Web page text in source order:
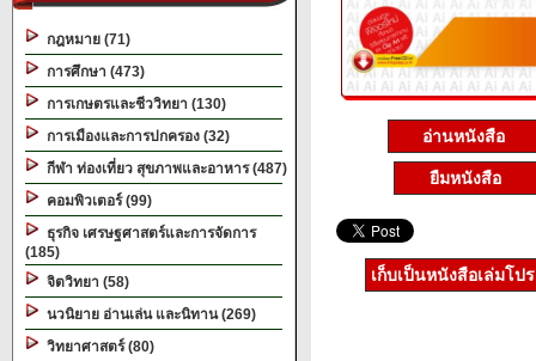
กฎหมาย (71)
การศึกษา (473)
การเกษตรและชีววิทยา (130)
การเมืองและการปกครอง (32)
กีฬา ท่องเที่ยว สุขภาพและอาหาร (487)
คอมพิวเตอร์ (99)
ธุรกิจ เศรษฐศาสตร์และการจัดการ
(185)
จิตวิทยา (58)
นวนิยาย อ่านเล่น และนิทาน (269)
วิทยาศาสตร์ (80)
อ่านหนังสือ
ยืมหนังสือ
เก็บเป็นหนังสือเล่มโป